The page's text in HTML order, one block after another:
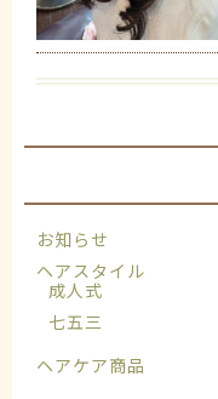
お知らせ
ヘアスタイル
成人式
七五三
ヘアケア商品